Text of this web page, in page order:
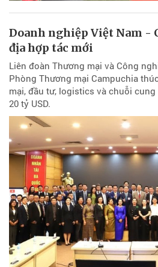
Doanh nghiệp Việt Nam -
địa hợp tác mới
Liên đoàn Thương mại và Công
Phòng Thương mại Campuchia
mại, đầu tư, logistics và chuỗi
20 tỷ USD.